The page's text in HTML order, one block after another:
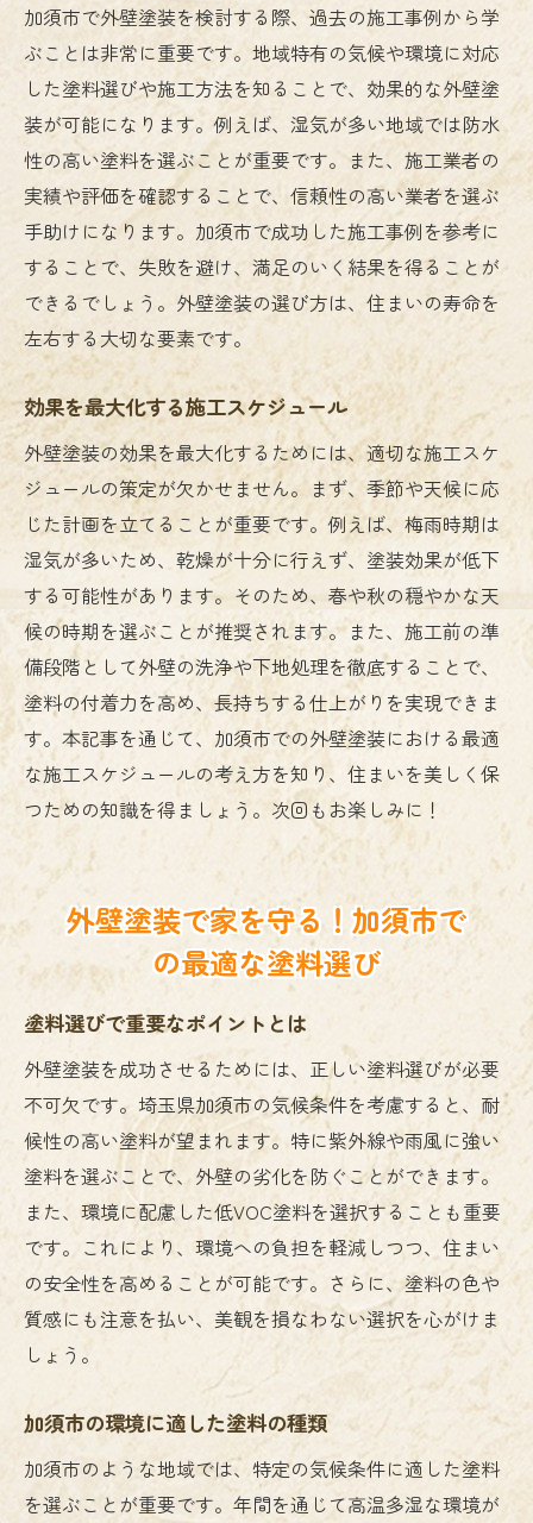
加須市で外壁塗装を検討する際、過去の施工事例から学
ぶことは非常に重要です。地域特有の気候や環境に対応
した塗料選びや施工方法を知ることで、効果的な外壁塗
装が可能になります。例えば、湿気が多い地域では防水
性の高い塗料を選ぶことが重要です。また、施工業者の
実績や評価を確認することで、信頼性の高い業者を選ぶ
手助けになります。加須市で成功した施工事例を参考に
することで、失敗を避け、満足のいく結果を得ることが
できるでしょう。外壁塗装の選び方は、住まいの寿命を
左右する大切な要素です。
効果を最大化する施工スケジュール
外壁塗装の効果を最大化するためには、適切な施工スケ
ジュールの策定が欠かせません。まず、季節や天候に応
じた計画を立てることが重要です。例えば、梅雨時期は
湿気が多いため、乾燥が十分に行えず、塗装効果が低下
する可能性があります。そのため、春や秋の穏やかな天
候の時期を選ぶことが推奨されます。また、施工前の準
備段階として外壁の洗浄や下地処理を徹底することで、
塗料の付着力を高め、長持ちする仕上がりを実現できま
す。本記事を通じて、加須市での外壁塗装における最適
な施工スケジュールの考え方を知り、住まいを美しく保
つための知識を得ましょう。次回もお楽しみに！
外壁塗装で家を守る！加須市で
の最適な塗料選び
塗料選びで重要なポイントとは
外壁塗装を成功させるためには、正しい塗料選びが必要
不可欠です。埼玉県加須市の気候条件を考慮すると、耐
候性の高い塗料が望まれます。特に紫外線や雨風に強い
塗料を選ぶことで、外壁の劣化を防ぐことができます。
また、環境に配慮した低VOC塗料を選択することも重要
です。これにより、環境への負担を軽減しつつ、住まい
の安全性を高めることが可能です。さらに、塗料の色や
質感にも注意を払い、美観を損なわない選択を心がけま
しょう。
加須市の環境に適した塗料の種類
加須市のような地域では、特定の気候条件に適した塗料
を選ぶことが重要です。年間を通じて高温多湿な環境が